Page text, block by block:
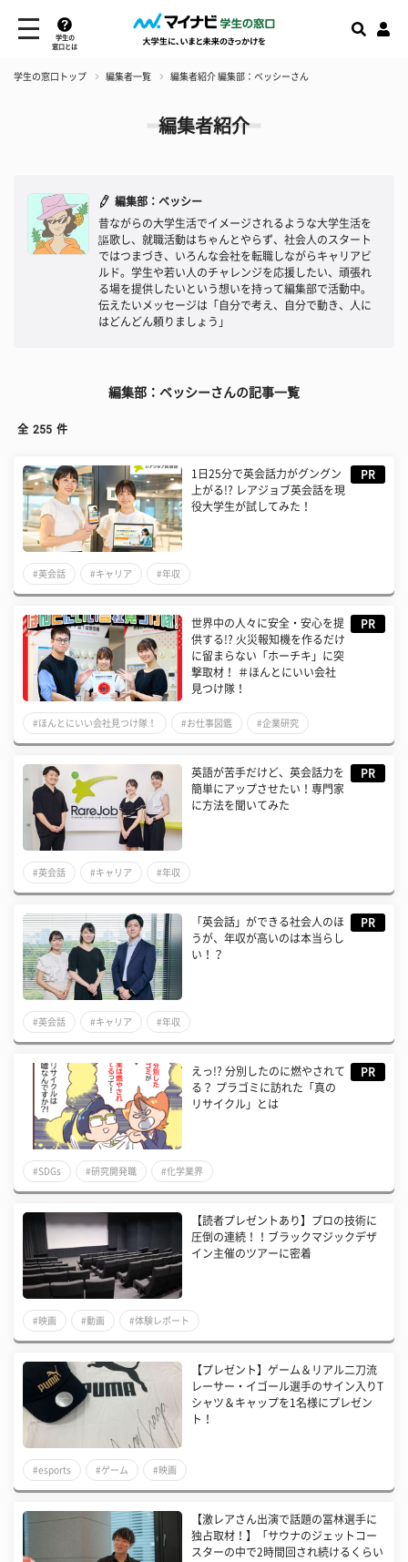
学生の
窓口とは
学生の窓口トップ 編集者一覧 編集者紹介 編集部：ベッシーさん
編集者紹介
編集部：ベッシー
昔ながらの大学生活でイメージされるような大学生活を
謳歌し、就職活動はちゃんとやらず、社会人のスタート
ではつまづき、いろんな会社を転職しながらキャリアビ
ルド。学生や若い人のチャレンジを応援したい、頑張れ
る場を提供したいという想いを持って編集部で活動中。
伝えたいメッセージは「自分で考え、自分で動き、人に
はどんどん頼りましょう」
編集部：ベッシーさんの記事一覧
全 255 件
1日25分で英会話力がグングン
上がる!? レアジョブ英会話を現
役大学生が試してみた！
PR
#英会話 #キャリア #年収
世界中の人々に安全・安心を提
供する!? 火災報知機を作るだけ
に留まらない「ホーチキ」に突
撃取材！ ＃ほんとにいい会社
見つけ隊！
PR
#ほんとにいい会社見つけ隊！ #お仕事図鑑 #企業研究
英語が苦手だけど、英会話力を
簡単にアップさせたい！専門家
に方法を聞いてみた
PR
#英会話 #キャリア #年収
「英会話」ができる社会人のほ
うが、年収が高いのは本当らし
い！？
PR
#英会話 #キャリア #年収
えっ!? 分別したのに燃やされて
る？ プラゴミに訪れた「真の
リサイクル」とは
PR
#SDGs #研究開発職 #化学業界
【読者プレゼントあり】プロの技術に
圧倒の連続！！ブラックマジックデザ
イン主催のツアーに密着
#映画 #動画 #体験レポート
【プレゼント】ゲーム＆リアル二刀流
レーサー・イゴール選手のサイン入りT
シャツ＆キャップを1名様にプレゼン
ト！
#esports #ゲーム #映画
【激レアさん出演で話題の冨林選手に
独占取材！】「サウナのジェットコー
スターの中で2時間回され続けるくらい